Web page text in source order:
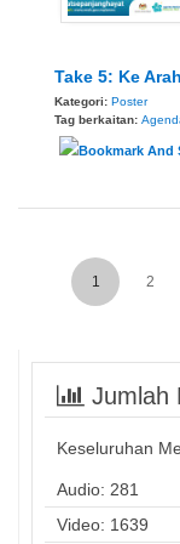
Take 5: Ke
Kategori: Poster
Tag berkaitan:
1 2
Jumlah
Keseluruhan
Audio: 281
Video: 1639